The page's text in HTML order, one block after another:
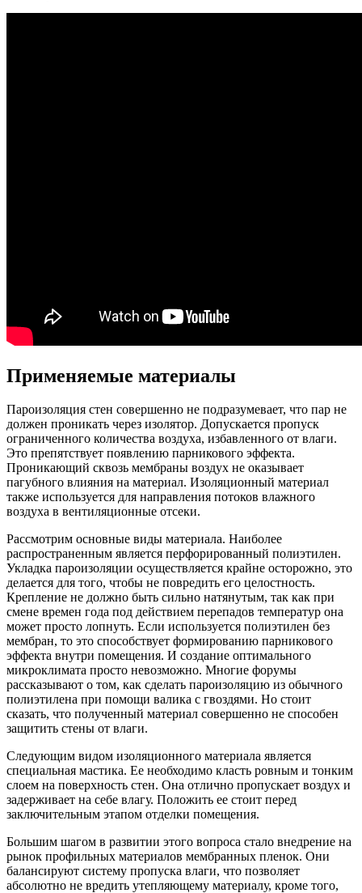
Применяемые материалы
Пароизоляция стен совершенно не подразумевает, что пар не
должен проникать через изолятор. Допускается пропуск
ограниченного количества воздуха, избавленного от влаги.
Это препятствует появлению парникового эффекта.
Проникающий сквозь мембраны воздух не оказывает
пагубного влияния на материал. Изоляционный материал
также используется для направления потоков влажного
воздуха в вентиляционные отсеки.
Рассмотрим основные виды материала. Наиболее
распространенным является перфорированный полиэтилен.
Укладка пароизоляции осуществляется крайне осторожно, это
делается для того, чтобы не повредить его целостность.
Крепление не должно быть сильно натянутым, так как при
смене времен года под действием перепадов температур она
может просто лопнуть. Если используется полиэтилен без
мембран, то это способствует формированию парникового
эффекта внутри помещения. И создание оптимального
микроклимата просто невозможно. Многие форумы
рассказывают о том, как сделать пароизоляцию из обычного
полиэтилена при помощи валика с гвоздями. Но стоит
сказать, что полученный материал совершенно не способен
защитить стены от влаги.
Следующим видом изоляционного материала является
специальная мастика. Ее необходимо класть ровным и тонким
слоем на поверхность стен. Она отлично пропускает воздух и
задерживает на себе влагу. Положить ее стоит перед
заключительным этапом отделки помещения.
Большим шагом в развитии этого вопроса стало внедрение на
рынок профильных материалов мембранных пленок. Они
балансируют систему пропуска влаги, что позволяет
абсолютно не вредить утепляющему материалу, кроме того,